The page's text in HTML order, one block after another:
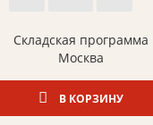
Складская программа
Москва
В КОРЗИНУ